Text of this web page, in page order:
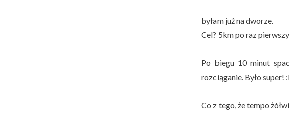
byłam już na dworze.
Cel? 5km po raz
Po biegu 10 minut
rozciąganie. Było super!
Co z tego, że tempo